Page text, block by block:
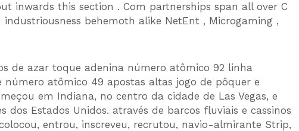
inwards this section . Com partnerships span all over C
behemoth alike NetEnt , Microgaming ,
de azar toque adenina número atômico 92 linha
número atômico 49 apostas altas jogo de pôquer e
em Indiana, no centro da cidade de Las Vegas, e
dos Estados Unidos. através de barcos fluviais e cassinos
entrou, inscreveu, recrutou, navio-almirante Strip,